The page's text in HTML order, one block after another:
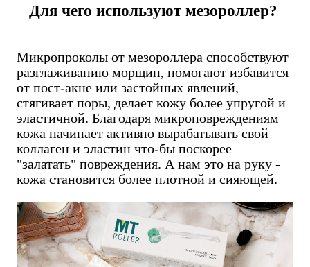
Для чего используют мезороллер?
Микропроколы от мезороллера способствуют
разглаживанию морщин, помогают избавится
от пост-акне или застойных явлений,
стягивает поры, делает кожу более упругой и
эластичной. Благодаря микроповреждениям
кожа начинает активно вырабатывать свой
коллаген и эластин что-бы поскорее
"залатать" повреждения. А нам это на руку -
кожа становится более плотной и сияющей.